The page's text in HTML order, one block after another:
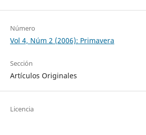
Número
Vol 4, Núm 2 (2006): Primavera
Sección
Artículos Originales
Licencia